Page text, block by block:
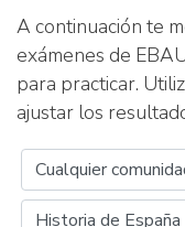
A continuación te
exámenes de
para practicar.
ajustar los